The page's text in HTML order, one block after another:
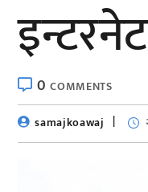
इन्टरनेट
0COMMENTS
samajkoawaj